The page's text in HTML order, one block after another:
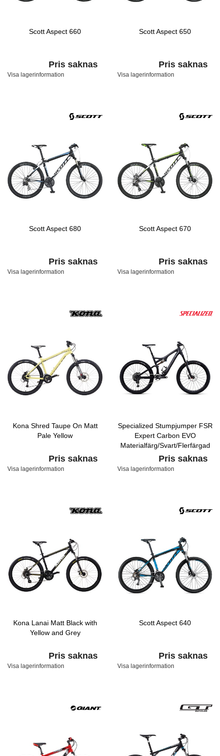
Scott Aspect 660
Pris saknas
Visa lagerinformation
Scott Aspect 650
Pris saknas
Visa lagerinformation
Scott Aspect 680
Pris saknas
Visa lagerinformation
Scott Aspect 670
Pris saknas
Visa lagerinformation
Kona Shred Taupe On Matt
Pale Yellow
Pris saknas
Visa lagerinformation
Specialized Stumpjumper FSR
Expert Carbon EVO
Materialfärg/Svart/Flerfärgad
Pris saknas
Visa lagerinformation
Kona Lanai Matt Black with
Yellow and Grey
Pris saknas
Visa lagerinformation
Scott Aspect 640
Pris saknas
Visa lagerinformation